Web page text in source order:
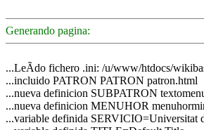
Generando pagina:
...LeÃ­do fichero .ini: /u/www/htdocs/
...incluido PATRON PATRON patron.html
...nueva definicion SUBPATRON
...nueva definicion MENUHOR
...variable definida SERVICIO=Universitat